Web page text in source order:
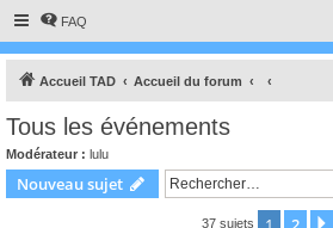
FAQ
Accueil TAD Accueil du forum
Tous les événements
Modérateur : lulu
Nouveau sujet
37 sujets